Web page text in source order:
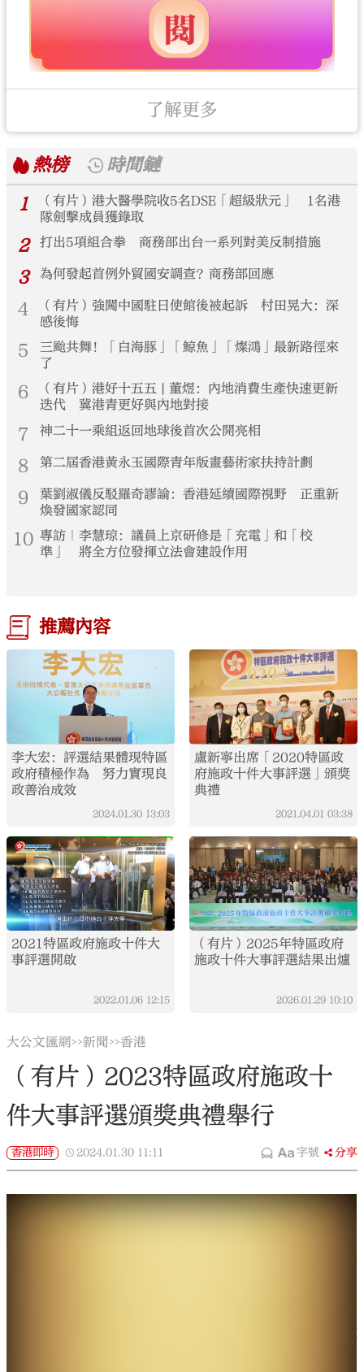
了解更多
熱榜
時間鏈
1
（有片）港大醫學院收5名DSE「超級狀元」 1名港
隊劍擊成員獲錄取
2 打出5項組合拳 商務部出台一系列對美反制措施
3 為何發起首例外貿國安調查？商務部回應
4
（有片）強闖中國駐日使館後被起訴 村田晃大：深
感後悔
5
三颱共舞！「白海豚」「鯨魚」「燦鴻」最新路徑來
了
6
（有片）港好十五五 | 董煜：內地消費生產快速更新
迭代 冀港青更好與內地對接
7 神二十一乘組返回地球後首次公開亮相
8 第二屆香港黃永玉國際青年版畫藝術家扶持計劃
9
葉劉淑儀反駁羅奇謬論：香港延續國際視野 正重新
煥發國家認同
10 專訪｜李慧琼：議員上京研修是「充電」和「校
準」 將全方位發揮立法會建設作用
推薦內容
李大宏：評選結果體現特區
政府積極作為 努力實現良
政善治成效
2024.01.30 13:03
盧新寧出席「2020特區政
府施政十件大事評選」頒獎
典禮
2021.04.01 03:38
2021特區政府施政十件大
事評選開啟
2022.01.06 12:15
（有片）2025年特區政府
施政十件大事評選結果出爐
2026.01.29 10:10
大公文匯網>>新聞>>香港
（有片）2023特區政府施政十
件大事評選頒獎典禮舉行
香港即時 2024.01.30 11:11 字號 分享
大公文匯全媒體報道，1月30日，由香港文匯報、大公
「2023年特區政府施政十件大事評選」，於香港會議
展覽中心舉行頒獎典禮。香港特別行政區行政長官李
家超，香港特別行政區政府公務員事務局局長楊何蓓
茵，外交部駐港特派員公署副特派員潘雲東，中央政
府駐港聯絡辦宣文部副部長孫兆敏，香港大公文匯傳